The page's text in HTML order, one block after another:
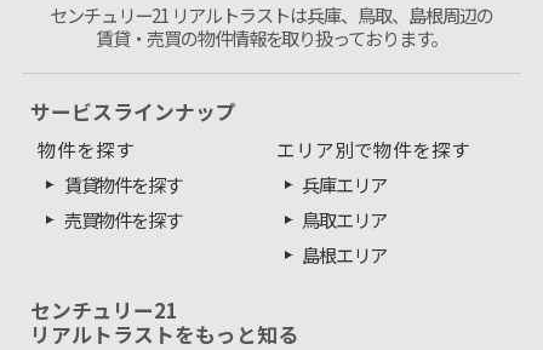
センチュリー21 リアルトラストは兵庫、鳥取、島根周辺の
賃貸・売買の物件情報を取り扱っております。
サービスラインナップ
物件を探す
賃貸物件を探す
売買物件を探す
エリア別で物件を探す
兵庫エリア
鳥取エリア
島根エリア
センチュリー21
リアルトラストをもっと知る